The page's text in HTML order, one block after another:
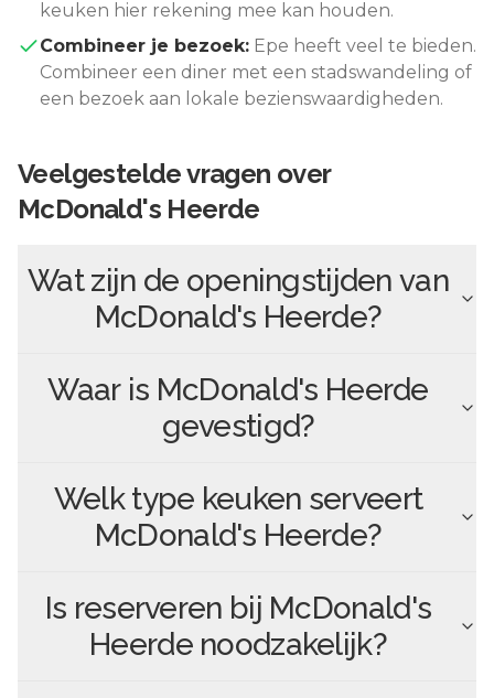
keuken hier rekening mee kan houden.
Combineer je bezoek: Epe heeft veel te bieden.
Combineer een diner met een stadswandeling of
een bezoek aan lokale bezienswaardigheden.
Veelgestelde vragen over
McDonald's Heerde
Wat zijn de openingstijden van
McDonald's Heerde?
Waar is McDonald's Heerde
gevestigd?
Welk type keuken serveert
McDonald's Heerde?
Is reserveren bij McDonald's
Heerdenoodzakelijk?